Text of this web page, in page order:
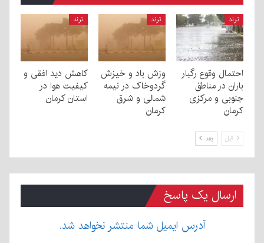
ترند
احتمال وقوع رگبار
باران در مناطق
جنوبی و مرکزی
کرمان
ترند
وزش باد و خیزش
گردوخاک در نیمه
شمالی و شرق
کرمان
ترند
کاهش دید افقی و
کیفیت هوا در
استان کرمان
قبل بعد
ارسال یک پاسخ
آدرس ایمیل شما منتشر نخواهد شد.